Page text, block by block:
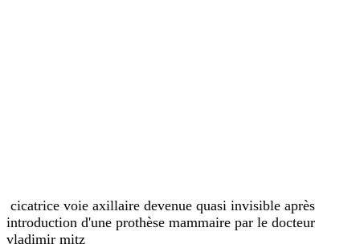
cicatrice voie axillaire devenue quasi invisible après
introduction d'une prothèse mammaire par le docteur
vladimir mitz